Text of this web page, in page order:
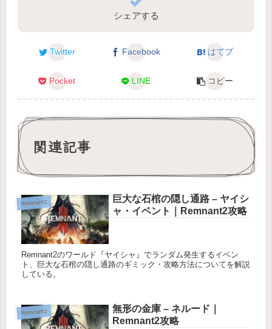
シェアする
Twitter Facebook はてブ
Pocket LINE コピー
関連記事
Remnant2
巨大な石棺の隠し通路 – ヤイシ
ャ・イベント｜Remnant2攻略
Remnant2のワールド『ヤイシャ』でランダム発生するイベン
ト、巨大な石棺の隠し通路のギミック・攻略方法についてを解説
している。
Remnant2
無形の金庫 – ネルード｜
Remnant2攻略